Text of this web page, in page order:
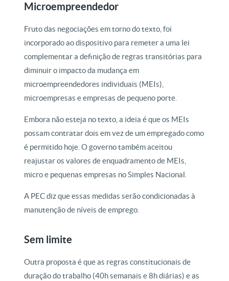
Microempreendedor
Fruto das negociações em torno do texto, foi
incorporado ao dispositivo para remeter a uma lei
complementar a definição de regras transitórias para
diminuir o impacto da mudança em
microempreendedores individuais (MEIs),
microempresas e empresas de pequeno porte.
Embora não esteja no texto, a ideia é que os MEIs
possam contratar dois em vez de um empregado como
é permitido hoje. O governo também aceitou
reajustar os valores de enquadramento de MEIs,
micro e pequenas empresas no Simples Nacional.
A PEC diz que essas medidas serão condicionadas à
manutenção de níveis de emprego.
Sem limite
Outra proposta é que as regras constitucionais de
duração do trabalho (40h semanais e 8h diárias) e as